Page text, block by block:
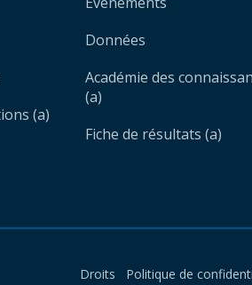
(a)
Données
Académie des
(a)
Fiche de résultats (a)
Droits Politique de